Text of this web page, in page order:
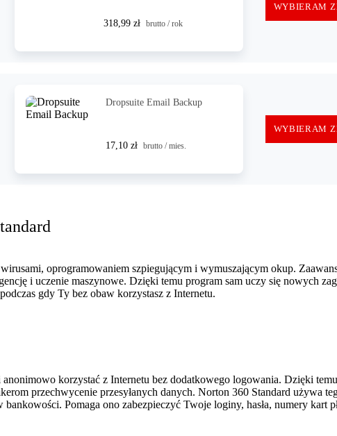
318,99 zł brutto / rok
WYBIERAM
Dropsuite Email Backup
17,10 zł brutto / mies.
WYBIERAM
oprogramowaniem szpiegującym i wymuszającym okup.
i uczenie maszynowe. Dzięki temu program sam uczy się nowych
gdy Ty bez obaw korzystasz z Internetu.
korzystać z Internetu bez dodatkowego logowania. Dzięki
przechwycenie przesyłanych danych. Norton 360 Standard używa
Pomaga ono zabezpieczyć Twoje loginy, hasła, numery kart